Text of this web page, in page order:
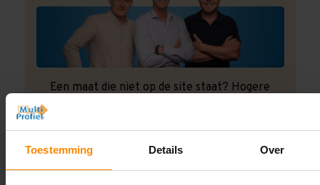
Toestemming Details Over
Een maat die niet op de site staat? Hogere
draagkrachten? Speciale uitvoeringen? Onze
experts werken het graag uit! Maatwerk is onze
Contact met specialist